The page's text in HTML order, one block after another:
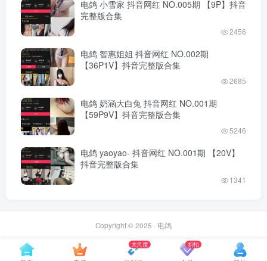
电鸽 小雪家 抖音网红 NO.005期 【9P】抖音
完整版合集
2456
电鸽 智惠姐姐 抖音网红 NO.002期
【36P1V】抖音完整版合集
2685
电鸽 奶涵大白兔 抖音网红 NO.001期
【59P9V】抖音完整版合集
5246
电鸽 yaoyao- 抖音网红 NO.001期 【20V】
抖音完整版合集
1341
Copyright © 2025 · 电鸽
大尺度 折扣